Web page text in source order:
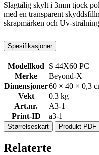
Slagtålig skylt i 3mm tjock
med en transparent
skrapmärken och Uv-
Spesifikasjoner
Modellkod
S 44X60 PC
Merke
Beyond-X
Dimensjoner60 × 40 × 0,3
Vekt
0.3 kg
Art.nr.
A3-1
Print-ID
a3-1
Størrelseskart Produkt PDF
Relaterte